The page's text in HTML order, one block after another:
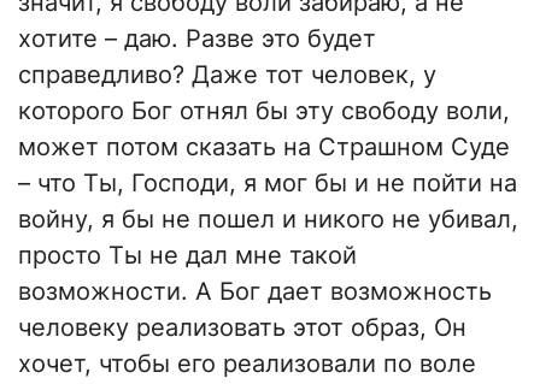
хотите – даю. Разве это будет
справедливо? Даже тот человек, у
которого Бог отнял бы эту свободу воли,
может потом сказать на Страшном Суде
– что Ты, Господи, я мог бы и не пойти на
войну, я бы не пошел и никого не убивал,
просто Ты не дал мне такой
возможности. А Бог дает возможность
человеку реализовать этот образ, Он
хочет, чтобы его реализовали по воле